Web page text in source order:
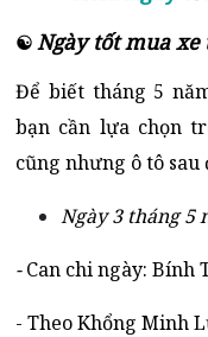
☯ Ngày tốt mua xe
Để biết tháng 5
bạn cần lựa chọn
cũng nhưng ô tô sau
Ngày 3 tháng 5
-Can chi ngày: Bính
- Theo Khổng Minh